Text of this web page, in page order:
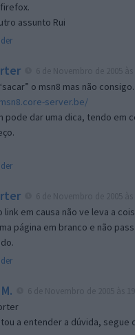
assunto Rui
o msn8 mas não
server.be/
pode dar uma dica, tendo em
link em causa não ve leva a
página em branco e não
a entender a dúvida,